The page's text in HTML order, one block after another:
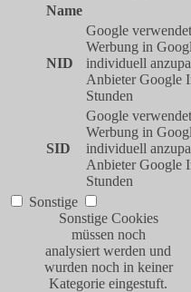
Name
NID
Google
Werbung in
individuell
Anbieter Google
Stunden
SID
Google
Werbung in
individuell
Anbieter Google
Stunden
Sonstige
Sonstige Cookies
müssen noch
analysiert werden und
wurden noch in keiner
Kategorie eingestuft.